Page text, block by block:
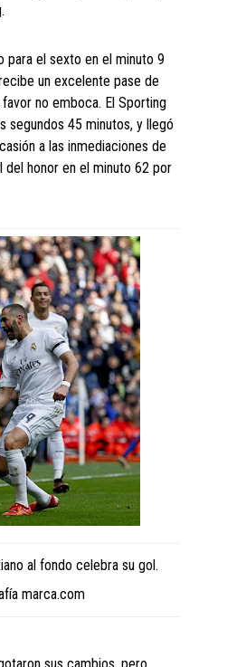
para el sexto en el minuto 9
un excelente pase de
no emboca. El Sporting
segundos 45 minutos, y llegó
a las inmediaciones de
del honor en el minuto 62 por
al fondo celebra su gol.
marca.com